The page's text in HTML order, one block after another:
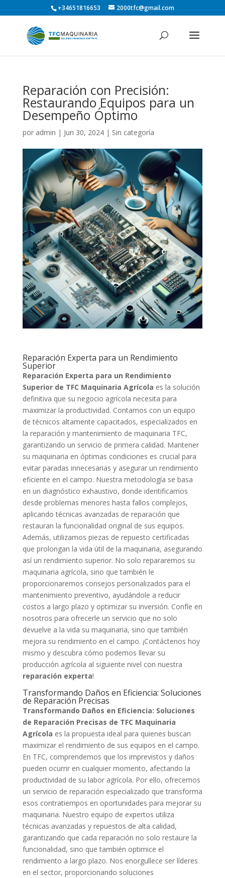
+34651816653 2000tfc@gmail.com
Reparación con Precisión:
Restaurando Equipos para un
Desempeño Óptimo
por admin | Jun 30, 2024| Sin categoría
Reparación Experta para un Rendimiento
Superior
Reparación Experta para un Rendimiento
Superior de TFC Maquinaria Agrícola es la solución
definitiva que su negocio agrícola necesita para
maximizar la productividad. Contamos con un equipo
de técnicos altamente capacitados, especializados en
la reparación y mantenimiento de maquinaria TFC,
garantizando un servicio de primera calidad. Mantener
su maquinaria en óptimas condiciones es crucial para
evitar paradas innecesarias y asegurar un rendimiento
eficiente en el campo. Nuestra metodología se basa
en un diagnóstico exhaustivo, donde identificamos
desde problemas menores hasta fallos complejos,
aplicando técnicas avanzadas de reparación que
restauran la funcionalidad original de sus equipos.
Además, utilizamos piezas de repuesto certificadas
que prolongan la vida útil de la maquinaria, asegurando
así un rendimiento superior. No solo repararemos su
maquinaria agrícola, sino que también le
proporcionaremos consejos personalizados para el
mantenimiento preventivo, ayudándole a reducir
costos a largo plazo y optimizar su inversión. Confíe en
nosotros para ofrecerle un servicio que no solo
devuelve a la vida su maquinaria, sino que también
mejora su rendimiento en el campo. ¡Contáctenos hoy
mismo y descubra cómo podemos llevar su
producción agrícola al siguiente nivel con nuestra
reparación experta!
Transformando Daños en Eficiencia: Soluciones
de Reparación Precisas
Transformando Daños en Eficiencia: Soluciones
de Reparación Precisas de TFC Maquinaria
Agrícola es la propuesta ideal para quienes buscan
maximizar el rendimiento de sus equipos en el campo.
En TFC, comprendemos que los imprevistos y daños
pueden ocurrir en cualquier momento, afectando la
productividad de su labor agrícola. Por ello, ofrecemos
un servicio de reparación especializado que transforma
esos contratiempos en oportunidades para mejorar su
maquinaria. Nuestro equipo de expertos utiliza
técnicas avanzadas y repuestos de alta calidad,
garantizando que cada reparación no solo restaure la
funcionalidad, sino que también optimice el
rendimiento a largo plazo. Nos enorgullece ser líderes
en el sector, proporcionando soluciones